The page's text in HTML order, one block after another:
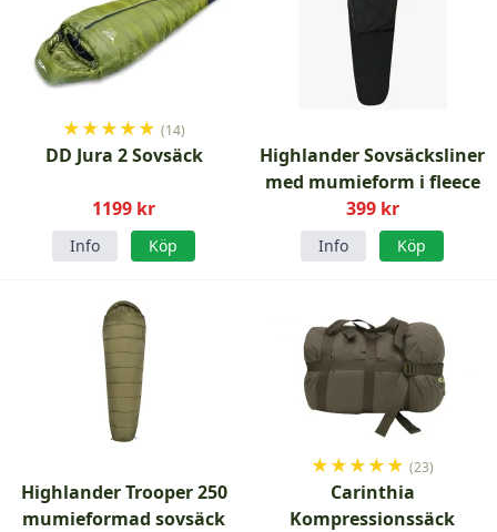
★★★★★ (14)
DD Jura 2 Sovsäck
1199 kr
Info Köp
Highlander Sovsäcksliner
med mumieform i fleece
399 kr
Info Köp
Highlander Trooper 250
mumieformad sovsäck
★★★★★ (23)
Carinthia
Kompressionssäck